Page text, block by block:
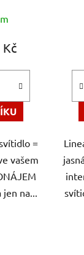
Kč
=
vašem
na...